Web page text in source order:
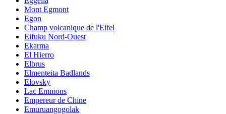
Mont Egmont
Egon
Champ volcanique de l'Eifel
Eifuku Nord-Ouest
Ekarma
El Hierro
Elbrus
Elmenteita Badlands
Elovsky
Lac Emmons
Empereur de Chine
Emuruangogolak